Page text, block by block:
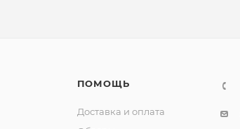
ПОМОЩЬ
Доставка и оплата